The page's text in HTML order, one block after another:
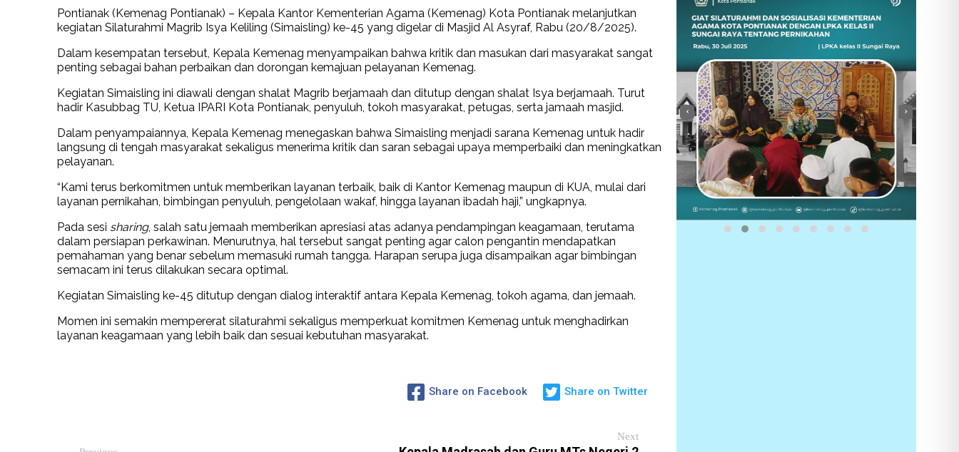
Pontianak (Kemenag Pontianak) – Kepala Kantor Kementerian Agama (Kemenag) Kota Pontianak melanjutkan
kegiatan Silaturahmi Magrib Isya Keliling (Simaisling) ke-45 yang digelar di Masjid Al Asyraf, Rabu (20/8/2025).
Dalam kesempatan tersebut, Kepala Kemenag menyampaikan bahwa kritik dan masukan dari masyarakat sangat
penting sebagai bahan perbaikan dan dorongan kemajuan pelayanan Kemenag.
Kegiatan Simaisling ini diawali dengan shalat Magrib berjamaah dan ditutup dengan shalat Isya berjamaah. Turut
hadir Kasubbag TU, Ketua IPARI Kota Pontianak, penyuluh, tokoh masyarakat, petugas, serta jamaah masjid.
Dalam penyampaiannya, Kepala Kemenag menegaskan bahwa Simaisling menjadi sarana Kemenag untuk hadir
langsung di tengah masyarakat sekaligus menerima kritik dan saran sebagai upaya memperbaiki dan meningkatkan
pelayanan.
“Kami terus berkomitmen untuk memberikan layanan terbaik, baik di Kantor Kemenag maupun di KUA, mulai dari
layanan pernikahan, bimbingan penyuluh, pengelolaan wakaf, hingga layanan ibadah haji,” ungkapnya.
Pada sesi sharing, salah satu jemaah memberikan apresiasi atas adanya pendampingan keagamaan, terutama
dalam persiapan perkawinan. Menurutnya, hal tersebut sangat penting agar calon pengantin mendapatkan
pemahaman yang benar sebelum memasuki rumah tangga. Harapan serupa juga disampaikan agar bimbingan
semacam ini terus dilakukan secara optimal.
Kegiatan Simaisling ke-45 ditutup dengan dialog interaktif antara Kepala Kemenag, tokoh agama, dan jemaah.
Momen ini semakin mempererat silaturahmi sekaligus memperkuat komitmen Kemenag untuk menghadirkan
layanan keagamaan yang lebih baik dan sesuai kebutuhan masyarakat.
Share on Facebook Share on Twitter
Next
‹ ›